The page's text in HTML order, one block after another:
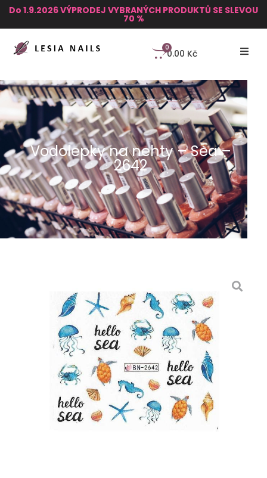
Do 1.9.2026 VÝPRODEJ VYBRANÝCH PRODUKTŮ SE SLEVOU
70 %
0.00 Kč
0
Vodolepky na nehty – Sea –
2642